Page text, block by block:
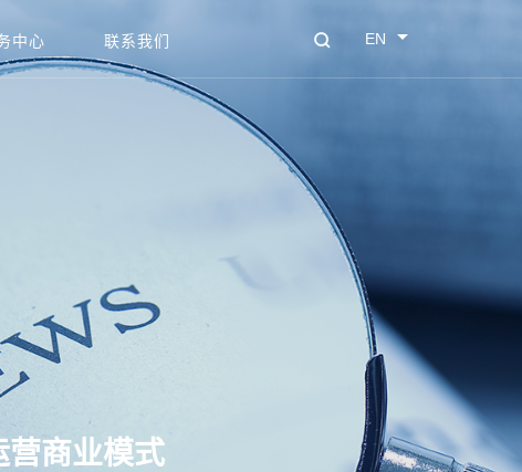
EN
中心 联系我们
营商业模式